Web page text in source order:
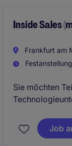
Inside Sales
Frankfurt am
Festanstellung
Sie möchten
wir einen
(m/w/d), der
Job